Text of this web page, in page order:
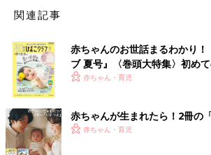
ー（B4）」（税込110円）が便利です。
パズルをまるごと収納
関連記事
赤ちゃんのお世話まるわかり
ブ 夏号』〈巻頭大特集〉初め
く！ おっぱい・ミルクの基本と
赤ちゃん・育児
赤ちゃんが生まれたら！2冊の
赤ちゃん・育児